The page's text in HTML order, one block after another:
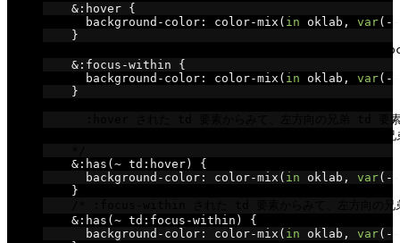
&: hover {
      background
- color : color-mix ( in oklab , var(--
}
/* 任意の td 要素の子要素が :focus されている =
&: focus -within {
      background
- color : color-mix ( in oklab , var(--
}
:hover された td 要素からみて、左方向の兄弟 td 要
言い方を変えると、:hover された td 要素に先行する兄
&: has (~ td : hover)
{
      background
- color : color-mix ( in oklab , var(--
}
/* :focus-within された td 要素からみて、左方向の兄
&: has (~ td : focus -within )
{
      background
- color : color-mix ( in oklab , var(--